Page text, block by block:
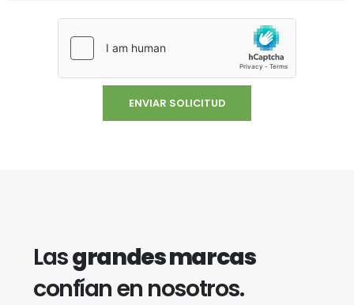
Lasgrandes marcas
confían en nosotros.